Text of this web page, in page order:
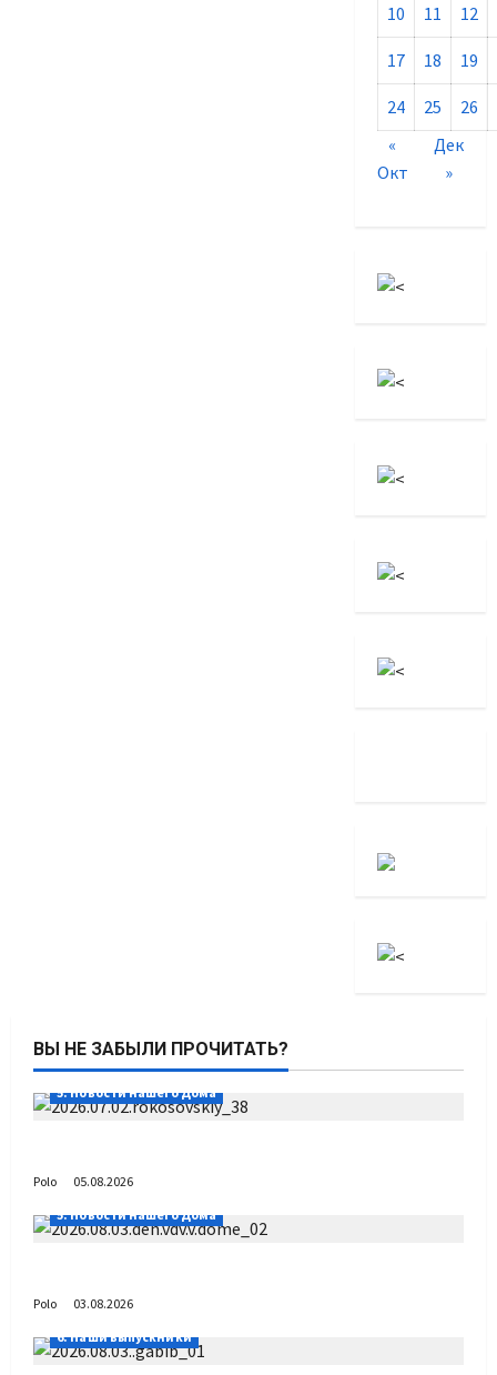
10 11 12
17 18 19
24 25 26
«
Окт
Дек
»
ВЫ НЕ ЗАБЫЛИ ПРОЧИТАТЬ?
5. Новости нашего Дома
Polo
05.08.2026
5. Новости нашего Дома
Polo
03.08.2026
6. Наши выпускники